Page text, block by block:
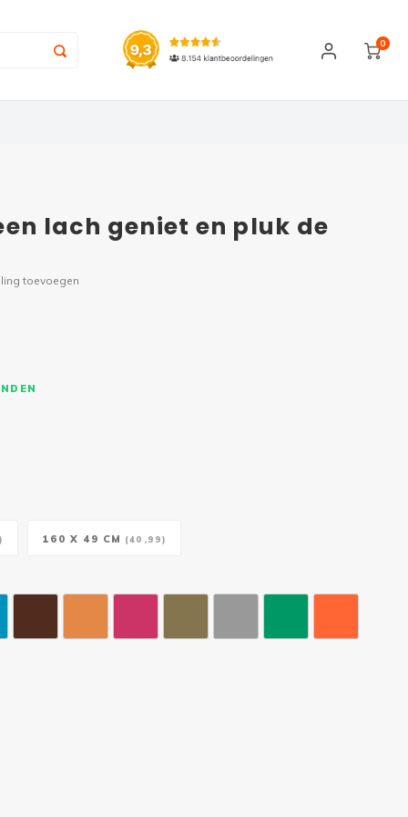
0
lach geniet en pluk de
toevoegen
160 X 49 CM (40,99)